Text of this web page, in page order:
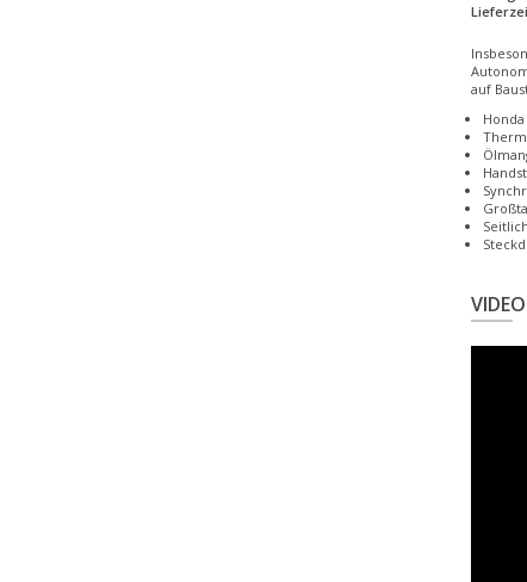
auf
VIDEO